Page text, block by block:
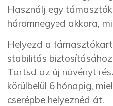
Használj egy
háromnegyed akkora,
Helyezd a támasztókart
stabilitás
Tartsd az új növényt
körülbelül 6 hónapig,
cserépbe helyeznéd át.